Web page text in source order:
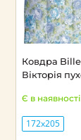
Ковдра
Вікторія
Є в наявності
172х205